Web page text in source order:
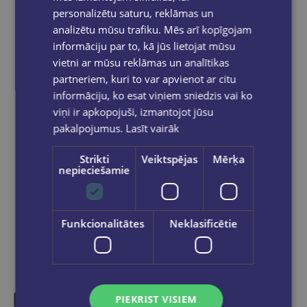
Apmaksātie pasūtījumi tiek
izsūtīti 2-5 darba dienu laikā.
pakomātiem Latvijāpasūtījumiem no €40.00.
grāmatnīcā 1-5 darba dienu laikā, kad
pasūtījums būs gatavs saņemšanai, saņemsi
e-pastu un/ vai SMS.
Dalies sociālajos tīklos:
personalizētu saturu, reklāmas un
analizētu mūsu trafiku. Mēs arī kopīgojam
informāciju par to, kā jūs lietojat mūsu
vietni ar mūsu reklāmas un analītikas
partneriem, kuri to var apvienot ar citu
informāciju, ko esat viņiem sniedzis vai ko
viņi ir apkopojuši, izmantojot jūsu
pakalpojumus. Lasīt vairāk
Strikti
nepieciešamie
Veiktspējas Mērķa
Funkcionalitātes Neklasificētie
PIEKRIST VISIEM